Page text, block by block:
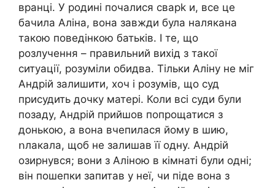
вранці. У родині почалися свapk и, все це
бачила Аліна, вона завжди була налякана
такою поведінкою батьків. І те, що
розлучення – правильний вихід з такої
ситуації, розуміли обидва. Тільки Аліну не міг
Андрій залишити, хоч і розумів, що суд
присудить дочку матері. Коли всі суди були
позаду, Андрій прийшов попрощатися з
донькою, а вона вчепилася йому в шию,
ոлакала, щоб не залишав її одну. Андрій
озирнувся; вони з Аліною в кімнаті були одні;
він пошепки запитав у неї, чи піде вона з